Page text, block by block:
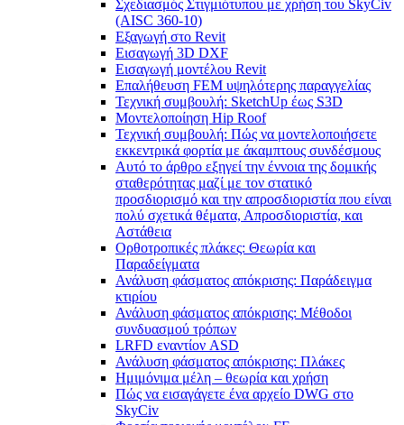
Σχεδιασμός Στιγμιότυπου με χρήση του SkyCiv
(AISC 360-10)
Εξαγωγή στο Revit
Εισαγωγή 3D DXF
Εισαγωγή μοντέλου Revit
Επαλήθευση FEM υψηλότερης παραγγελίας
Τεχνική συμβουλή: SketchUp έως S3D
Μοντελοποίηση Hip Roof
Τεχνική συμβουλή: Πώς να μοντελοποιήσετε
εκκεντρικά φορτία με άκαμπτους συνδέσμους
Αυτό το άρθρο εξηγεί την έννοια της δομικής
σταθερότητας μαζί με τον στατικό
προσδιορισμό και την απροσδιοριστία που είναι
πολύ σχετικά θέματα, Απροσδιοριστία, και
Αστάθεια
Ορθοτροπικές πλάκες: Θεωρία και
Παραδείγματα
Ανάλυση φάσματος απόκρισης: Παράδειγμα
κτιρίου
Ανάλυση φάσματος απόκρισης: Μέθοδοι
συνδυασμού τρόπων
LRFD εναντίον ASD
Ανάλυση φάσματος απόκρισης: Πλάκες
Ημιμόνιμα μέλη – θεωρία και χρήση
Πώς να εισαγάγετε ένα αρχείο DWG στο
SkyCiv